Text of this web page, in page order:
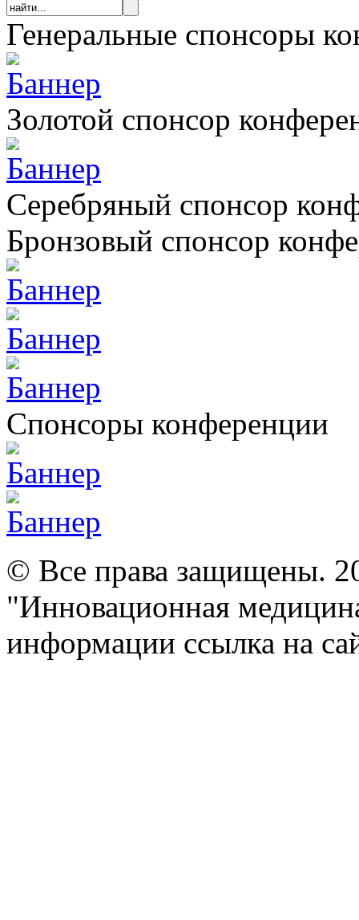
Генеральные спонсоры
Золотой спонсор
Серебряный спонсор
Бронзовый спонсор
Спонсоры конференции
© Все права защищены.
"Инновационная
информации ссылка на